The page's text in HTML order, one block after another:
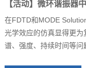
【活动】微环谐振器
在FDTD和MODE
光学效应的仿真显得更
谱、强度、持续时间等问